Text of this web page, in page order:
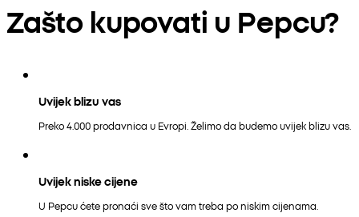
Zašto kupovati u Pepcu?
Uvijek blizu vas
Preko 4.000 prodavnica u Evropi. Želimo da budemo uvijek blizu vas.
Uvijek niske cijene
U Pepcu ćete pronaći sve što vam treba po niskim cijenama.